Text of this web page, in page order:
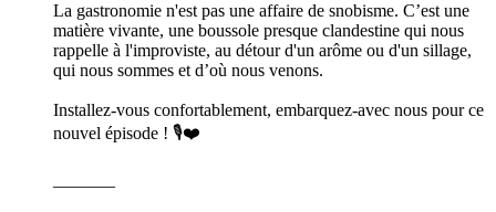
La gastronomie n'est pas une affaire de snobisme. C’est une
matière vivante, une boussole presque clandestine qui nous
rappelle à l'improviste, au détour d'un arôme ou d'un sillage,
qui nous sommes et d’où nous venons.
Installez-vous confortablement, embarquez-avec nous pour ce
nouvel épisode ! 🎙️❤️